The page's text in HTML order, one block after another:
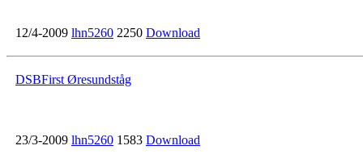
12/4-2009 lhn5260 2250 Download
DSBFirst Øresundståg
23/3-2009 lhn5260 1583 Download